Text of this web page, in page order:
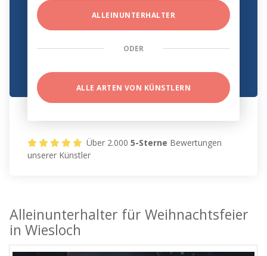
ALLEINUNTERHALTER
ODER
ALLE ARTEN VON KÜNSTLERN
Über 2.0005-Sterne Bewertungen
unserer Künstler
Alleinunterhalter für Weihnachtsfeier
in Wiesloch